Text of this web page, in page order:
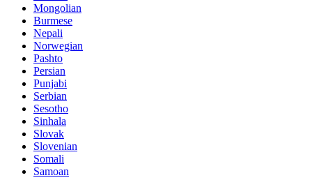
Mongolian
Burmese
Nepali
Norwegian
Pashto
Persian
Punjabi
Serbian
Sesotho
Sinhala
Slovak
Slovenian
Somali
Samoan